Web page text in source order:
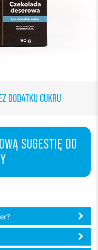
DODATKU CUKRU
SUGESTIĘ DO